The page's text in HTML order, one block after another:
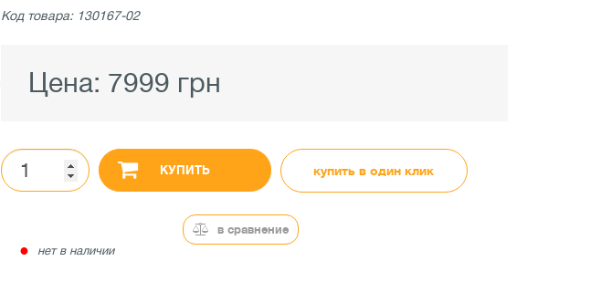
Код товара: 130167-02
Цена: 7999 грн
КУПИТЬ купить в один клик
● нет в наличии
в сравнение